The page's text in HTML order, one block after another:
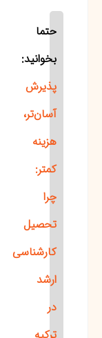
حتما
بخوانید:
پذیرش
آسان‌تر،
هزینه
کمتر:
چرا
تحصیل
کارشناسی
ارشد
در